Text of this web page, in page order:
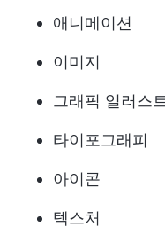
애니메이션
이미지
그래픽 일러스
타이포그래피
아이콘
텍스처